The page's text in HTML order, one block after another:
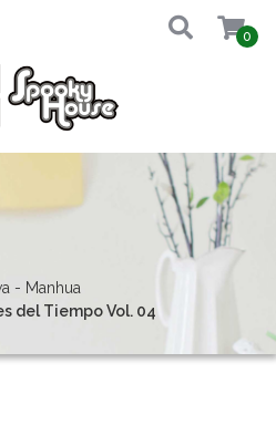
0
- Manhua
del Tiempo Vol. 04